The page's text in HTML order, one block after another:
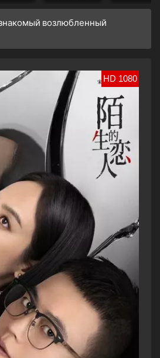
возлюбленный
HD 1080